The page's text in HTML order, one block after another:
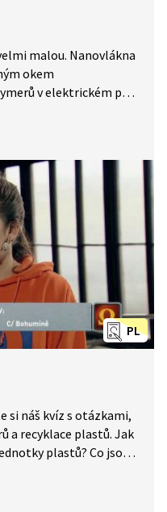
malou. Nanovlákna
okem
v elektrickém poli
PL
si náš kvíz s otázkami,
a recyklace plastů. Jak
plastů? Co jsou